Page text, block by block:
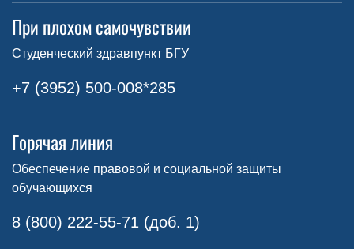
При плохом самочувствии
Студенческий здравпункт БГУ
+7 (3952) 500-008*285
Горячая линия
Обеспечение правовой и социальной защиты
обучающихся
8 (800) 222-55-71 (доб. 1)